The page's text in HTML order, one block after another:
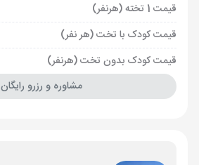
قیمت 1 تخته (هرنفر)
قیمت کودک با تخت (هر نفر)
قیمت کودک بدون تخت (هرنفر)
مشاوره و رزرو رایگان